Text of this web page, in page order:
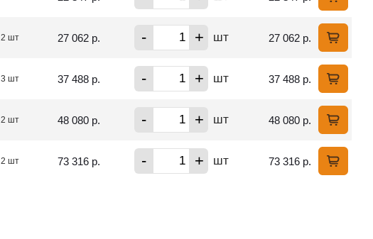
2 шт 27 062 р. - + шт 27 062 р.
3 шт 37 488 р. - + шт 37 488 р.
2 шт 48 080 р. - + шт 48 080 р.
2 шт 73 316 р. - + шт 73 316 р.